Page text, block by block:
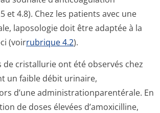
et 4.8). Chez les patients avec une
laposologie doit être adaptée à la
(voirrubrique 4.2).
de cristallurie ont été observés chez
un faible débit urinaire,
d’une administration­parentérale. En
de doses élevées d’amoxicilline,